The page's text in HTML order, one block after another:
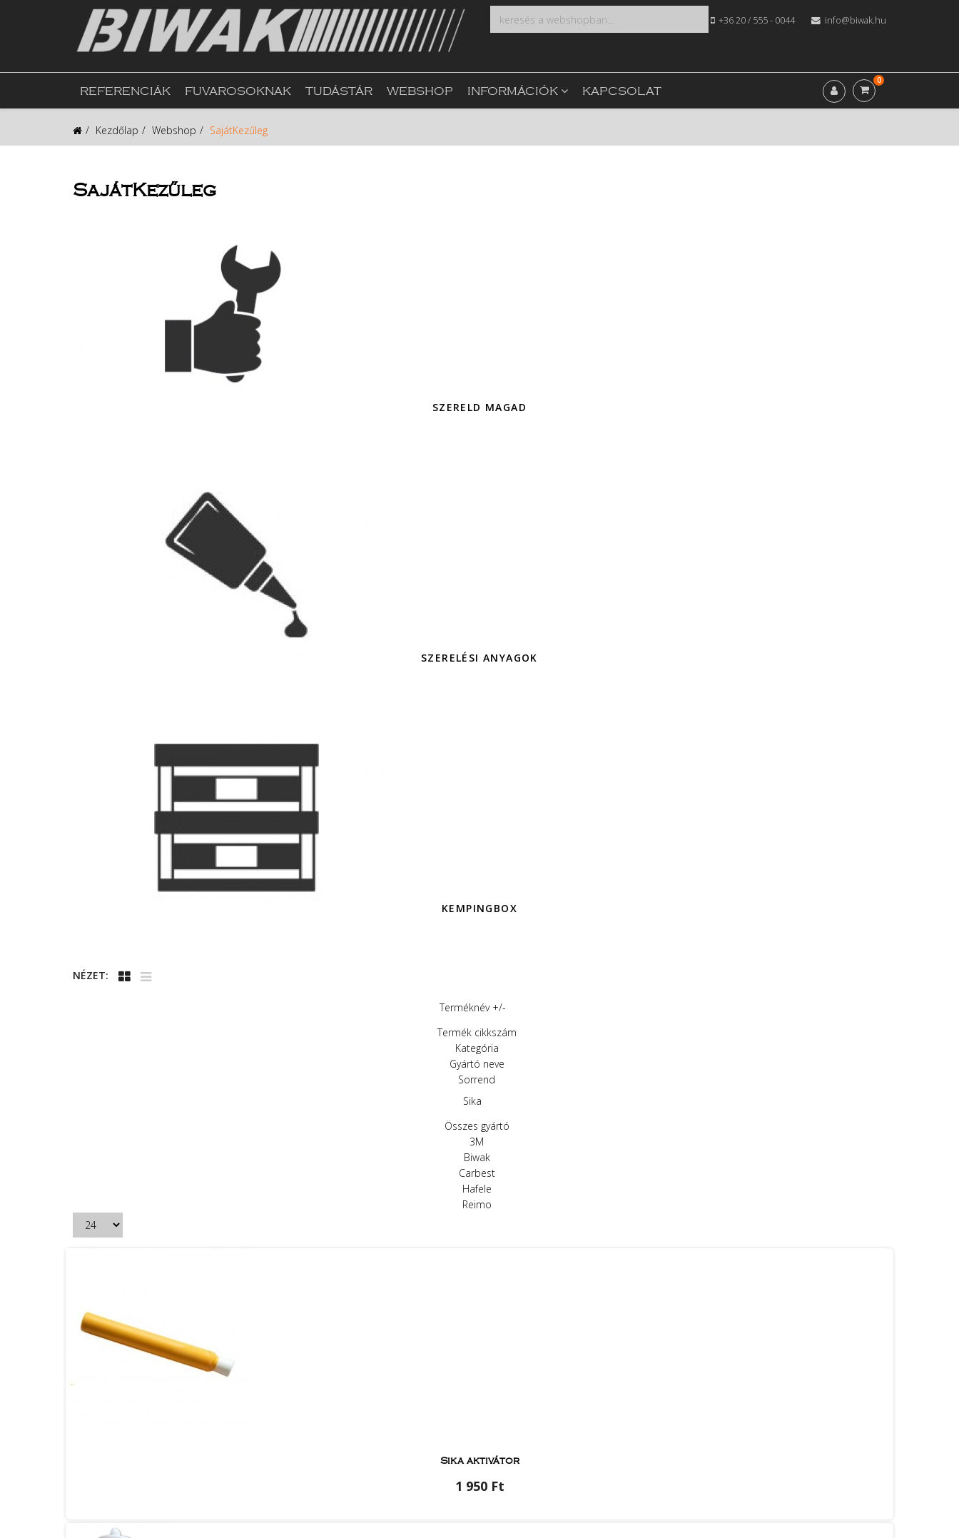
+36 20 / 555 - 0044 info@biwak.hu
0
REFERENCIÁK FUVAROSOKNAK TUDÁSTÁR WEBSHOP INFORMÁCIÓK KAPCSOLAT
Kezdőlap Webshop SajátKezűleg
SajátKezűleg
SZERELD MAGAD
SZERELÉSI ANYAGOK
KEMPINGBOX
NÉZET:
Terméknév +/-
Termék cikkszám
Kategória
Gyártó neve
Sorrend
Sika
Összes gyártó
3M
Biwak
Carbest
Hafele
Reimo
Sika aktivátor
1 950 Ft